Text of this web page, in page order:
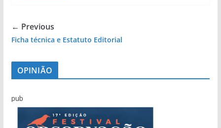
← Previous
Ficha técnica e Estatuto Editorial
OPINIÃO
pub